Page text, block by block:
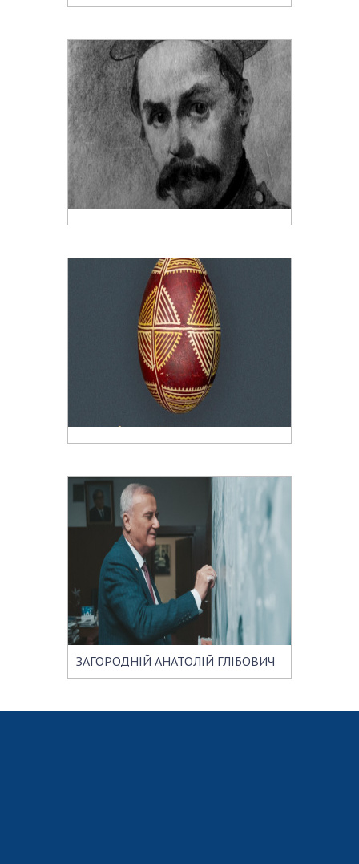
ЗАГОРОДНІЙ АНАТОЛІЙ ГЛІБОВИЧ